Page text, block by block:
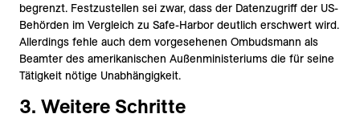
begrenzt. Festzustellen sei zwar, dass der Datenzugriff der US-
Behörden im Vergleich zu Safe-Harbor deutlich erschwert wird.
Allerdings fehle auch dem vorgesehenen Ombudsmann als
Beamter des amerikanischen Außenministeriums die für seine
Tätigkeit nötige Unabhängigkeit.
3. Weitere Schritte